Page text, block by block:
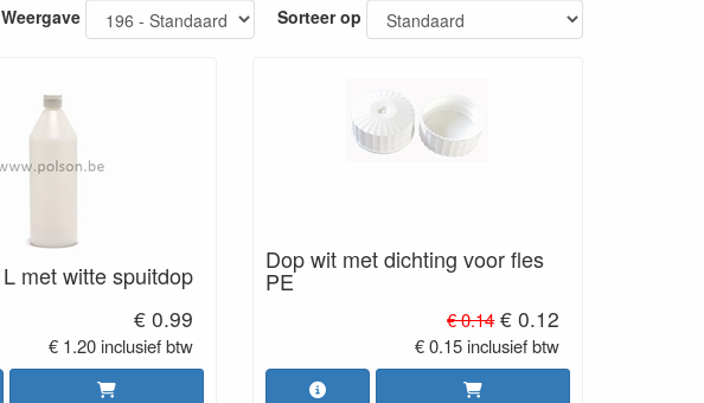
Weergave Sorteer op
met witte spuitdop
€ 0.99
€ 1.20 inclusief btw
Dop wit met dichting voor fles
PE
€ 0.14 € 0.12
€ 0.15 inclusief btw